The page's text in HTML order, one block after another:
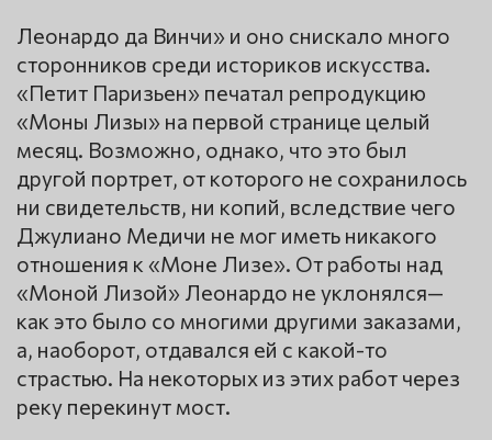
Леонардо да Винчи» и оно снискало много
сторонников среди историков искусства.
«Петит Паризьен» печатал репродукцию
«Моны Лизы» на первой странице целый
месяц. Возможно, однако, что это был
другой портрет, от которого не сохранилось
ни свидетельств, ни копий, вследствие чего
Джулиано Медичи не мог иметь никакого
отношения к «Моне Лизе». От работы над
«Моной Лизой» Леонардо не уклонялся—
как это было со многими другими заказами,
а, наоборот, отдавался ей с какой-то
страстью. На некоторых из этих работ через
реку перекинут мост.